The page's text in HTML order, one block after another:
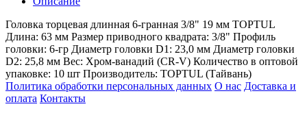
Головка торцевая длинная 6-гранная 3/8" 19 мм TOPTUL
Длина: 63 мм Размер приводного квадрата: 3/8" Профиль
головки: 6-гр Диаметр головки D1: 23,0 мм Диаметр головки
D2: 25,8 мм Вес: Хром-ванадий (CR-V) Количество в оптовой
упаковке: 10 шт Производитель: TOPTUL (Тайвань)
Политика обработки персональных данных О нас Доставка и
оплата Контакты